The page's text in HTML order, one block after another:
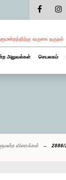
வருகை தருதல்
அலுவல்கள் செயலகம்
வினாக்கள் 2886/